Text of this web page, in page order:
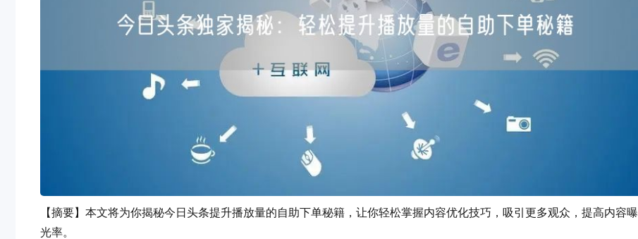
【摘要】本文将为你揭秘今日头条提升播放量的自助下单秘籍，让你轻松掌握内容优化技巧，吸引更多观众，提高内容曝
光率。